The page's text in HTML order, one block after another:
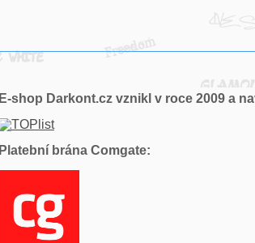
E-shop Darkont.cz vznikl v roce 2009 a
Platební brána Comgate: